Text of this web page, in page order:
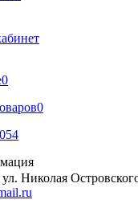
0
0
Николая